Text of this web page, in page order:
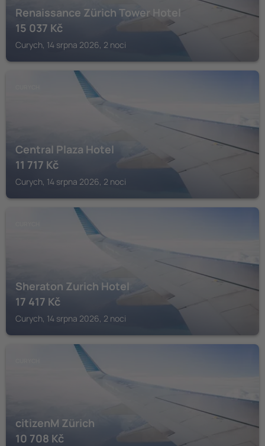
Renaissance Zürich Tower Hotel
15 037 Kč
Curych, 14 srpna 2026, 2 noci
Central Plaza Hotel
11 717 Kč
Curych, 14 srpna 2026, 2 noci
Sheraton Zurich Hotel
17 417 Kč
Curych, 14 srpna 2026, 2 noci
citizenM Zürich
10 708 Kč